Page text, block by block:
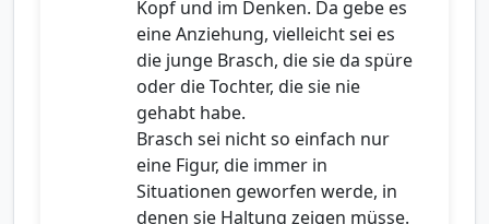
Kopf und im Denken. Da gebe es
eine Anziehung, vielleicht sei es
die junge Brasch, die sie da spüre
oder die Tochter, die sie nie
gehabt habe.
Brasch sei nicht so einfach nur
eine Figur, die immer in
Situationen geworfen werde, in
denen sie Haltung zeigen müsse.